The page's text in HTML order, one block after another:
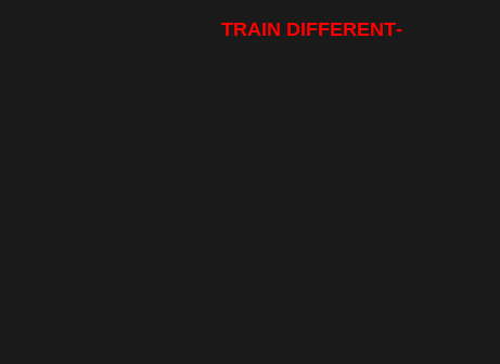
-TRAIN DIFFERENT